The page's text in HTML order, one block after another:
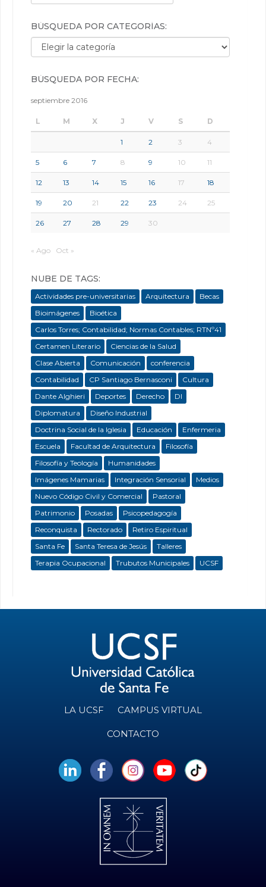
BÚSQUEDA POR CATEGORÍAS:
Búsqueda por categorías:
BÚSQUEDA POR FECHA:
septiembre 2016
L M X J V S D
1 2 3 4
5 6 7 8 9 10 11
12 13 14 15 16 17 18
19 20 21 22 23 24 25
26 27 28 29 30
« Ago Oct »
NUBE DE TAGS:
Actividades pre-universitarias Arquitectura
Becas
Bioimágenes
Bioética
Carlos Torres; Contabilidad; Normas Contables; RTNº41
Certamen Literario
Ciencias de la Salud
Clase Abierta
Comunicación
conferencia
Contabilidad
CP Santiago Bernasconi
Cultura
Dante Alghieri
Deportes Derecho
DI
Diplomatura
Diseño Industrial
Doctrina Social de la Iglesia
Educación
Enfermeria
Escuela
Facultad de Arquitectura
Filosofía
Filosofía y Teología
Humanidades
Imágenes Mamarias
Integración Sensorial
Medios
Nuevo Código Civil y Comercial
Pastoral
Patrimonio
Posadas
Psicopedagogía
Reconquista
Rectorado
Retiro Espiritual
Santa Fe
Santa Teresa de Jesús
Talleres
Terapia Ocupacional
Trubutos Municipales UCSF
LA UCSF CAMPUS VIRTUAL
CONTACTO